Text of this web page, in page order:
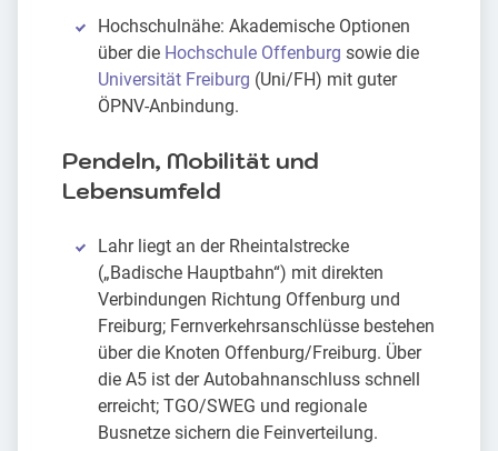
Hochschulnähe: Akademische Optionen
über die Hochschule Offenburg sowie die
Universität Freiburg (Uni/FH) mit guter
ÖPNV-Anbindung.
Pendeln, Mobilität und
Lebensumfeld
Lahr liegt an der Rheintalstrecke
(„Badische Hauptbahn“) mit direkten
Verbindungen Richtung Offenburg und
Freiburg; Fernverkehrsanschlüsse bestehen
über die Knoten Offenburg/Freiburg. Über
die A5 ist der Autobahnanschluss schnell
erreicht; TGO/SWEG und regionale
Busnetze sichern die Feinverteilung.